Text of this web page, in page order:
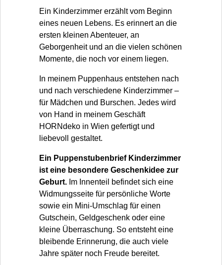
Ein Kinderzimmer erzählt vom Beginn
eines neuen Lebens. Es erinnert an die
ersten kleinen Abenteuer, an
Geborgenheit und an die vielen schönen
Momente, die noch vor einem liegen.
In meinem Puppenhaus entstehen nach
und nach verschiedene Kinderzimmer –
für Mädchen und Burschen. Jedes wird
von Hand in meinem Geschäft
HORNdeko in Wien gefertigt und
liebevoll gestaltet.
Ein Puppenstubenbrief Kinderzimmer
ist eine besondere Geschenkidee zur
Geburt. Im Innenteil befindet sich eine
Widmungsseite für persönliche Worte
sowie ein Mini-Umschlag für einen
Gutschein, Geldgeschenk oder eine
kleine Überraschung. So entsteht eine
bleibende Erinnerung, die auch viele
Jahre später noch Freude bereitet.